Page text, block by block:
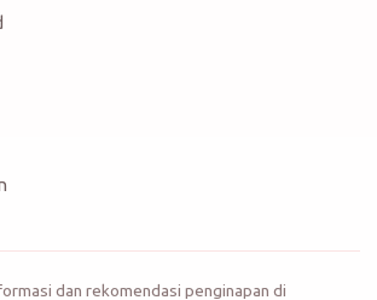
dan rekomendasi penginapan di